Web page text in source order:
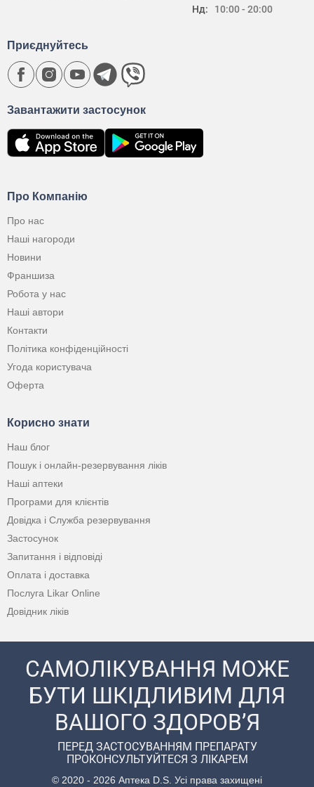
Нд:
10:00 - 20:00
Про Компанію
Про нас
Наші нагороди
Новини
Франшиза
Робота у нас
Наші автори
Контакти
Політика конфіденційності
Угода користувача
Оферта
Корисно знати
Наш блог
Пошук і онлайн-резервування ліків
Наші аптеки
Програми для клієнтів
Довідка і Служба резервування
Застосунок
Запитання і відповіді
Оплата і доставка
Послуга Likar Online
Довідник ліків
Завантажити застосунок
Приєднуйтесь
САМОЛІКУВАННЯ МОЖЕ
БУТИ ШКІДЛИВИМ ДЛЯ
ВАШОГО ЗДОРОВ’Я
ПЕРЕД ЗАСТОСУВАННЯМ ПРЕПАРАТУ
ПРОКОНСУЛЬТУЙТЕСЯ З ЛІКАРЕМ
© 2020 - 2026 Аптека D.S. Усі права захищені